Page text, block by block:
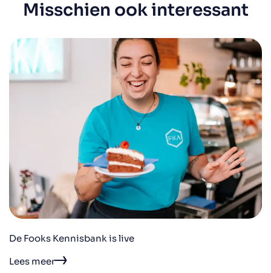
Misschien ook interessant
De Fooks Kennisbank is live
Lees meer